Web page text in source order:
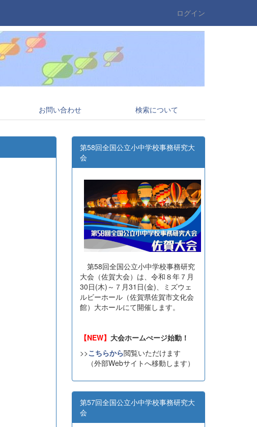
ログイン
お問い合わせ 検索について
第58回全国公立小中学校事務研究大
会
第58回全国公立小中学校事務研究
大会（佐賀大会）は、令和８年７月
30日(木)～７月31日(金)、ミズウェ
ルビーホール（佐賀県佐賀市文化会
館）大ホールにて開催します。
【NEW】 大会ホームぺージ始動！
>>こちらから閲覧いただけます
（外部Webサイトへ移動します）
第57回全国公立小中学校事務研究大
会